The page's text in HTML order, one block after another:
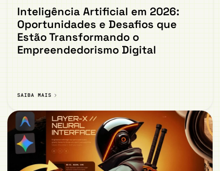
Inteligência Artificial em 2026:
Oportunidades e Desafios que
Estão Transformando o
Empreendedorismo Digital
SAIBA MAIS